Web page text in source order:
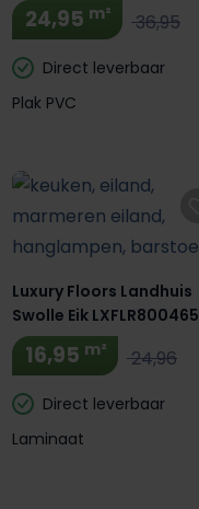
24,95 m² 36,95
Direct leverbaar
Plak PVC
Luxury Floors Landhuis
Swolle Eik LXFLR800465
16,95 m² 24,96
Direct leverbaar
Laminaat